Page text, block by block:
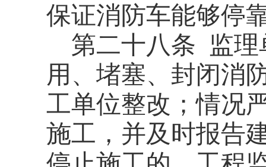
保证消防车能够停
第二十八条 监理
用、堵塞、封闭消
工单位整改；情况
施工，并及时报告